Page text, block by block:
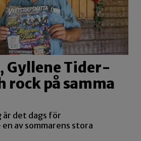
Gyllene Tider-
rock på samma
är det dags för
av sommarens stora